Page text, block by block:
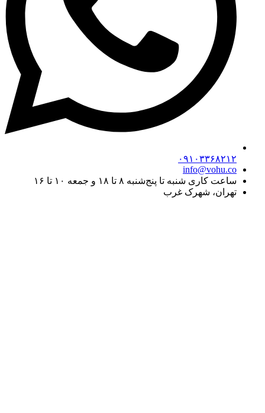
۰۹۱۰۳۳۶۸۲۱۲
info@vohu.co
ساعت کاری شنبه تا پنج‌شنبه ۸ تا ۱۸ و جمعه ۱۰ تا ۱۶
تهران، شهرک غرب